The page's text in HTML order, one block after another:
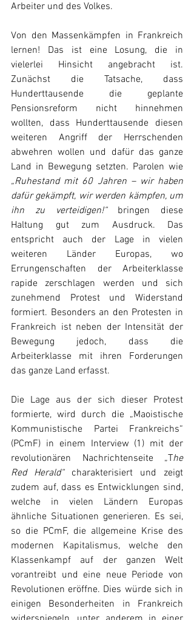
Arbeiter und des Volkes.
Von den Massenkämpfen in Frankreich
lernen! Das ist eine Losung, die in
vielerlei Hinsicht angebracht ist.
Zunächst die Tatsache, dass
Hunderttausende die geplante
Pensionsreform nicht hinnehmen
wollten, dass Hunderttausende diesen
weiteren Angriff der Herrschenden
abwehren wollen und dafür das ganze
„Ruhestand mit 60 Jahren – wir haben
dafür gekämpft, wir werden kämpfen, um
ihn zu verteidigen!“ bringen diese
Haltung gut zum Ausdruck. Das
entspricht auch der Lage in vielen
weiteren Länder Europas, wo
Errungenschaften der Arbeiterklasse
rapide zerschlagen werden und sich
zunehmend Protest und Widerstand
formiert. Besonders an den Protesten in
Frankreich ist neben der Intensität der
Bewegung jedoch, dass die
Arbeiterklasse mit ihren Forderungen
das ganze Land erfasst.
Die Lage aus der sich dieser Protest
formierte, wird durch die „Maoistische
Kommunistische Partei Frankreichs“
(PCmF) in einem Interview (1) mit der
revolutionären Nachrichtenseite „The
Red Herald“ charakterisiert und zeigt
zudem auf, dass es Entwicklungen sind,
welche in vielen Ländern Europas
ähnliche Situationen generieren. Es sei,
so die PCmF, die allgemeine Krise des
modernen Kapitalismus, welche den
Klassenkampf auf der ganzen Welt
vorantreibt und eine neue Periode von
Revolutionen eröffne. Dies würde sich in
einigen Besonderheiten in Frankreich